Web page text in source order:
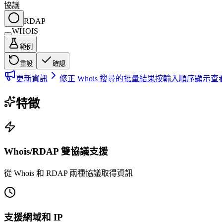
協議
RDAP
WHOIS
範例
重設 確認
更新資訊 修正 Whois 搜尋的批量結果按輸入順序顯示查
特徵
Whois/RDAP 雙協議支援
從 Whois 和 RDAP 兩種協議取得資訊
支援網域和 IP